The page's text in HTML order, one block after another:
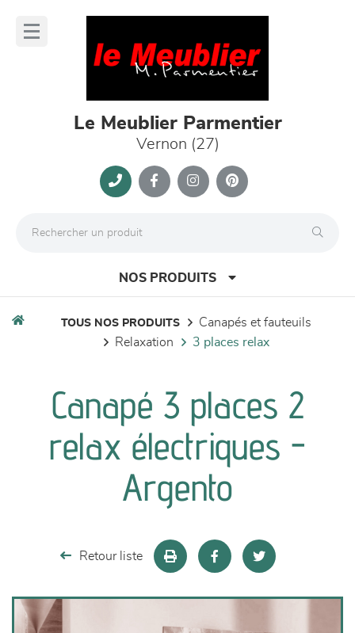
Le Meublier Parmentier
Vernon (27)
NOS PRODUITS
séjours
meubles de complément
chambres et dressing
TOUS NOS PRODUITS
canapés et fauteuils
relaxation
3 places relax
Canapé 3 places 2
relax électriques -
Argento
Retour liste